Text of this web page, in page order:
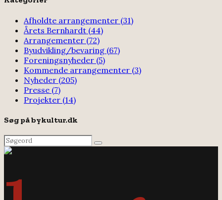
Afholdte arrangementer (31)
Årets Bernhardt (44)
Arrangementer (72)
Byudvikling/bevaring (67)
Foreningsnyheder (5)
Kommende arrangementer (3)
Nyheder (205)
Presse (7)
Projekter (14)
Søg på bykultur.dk
Search
for:
Search